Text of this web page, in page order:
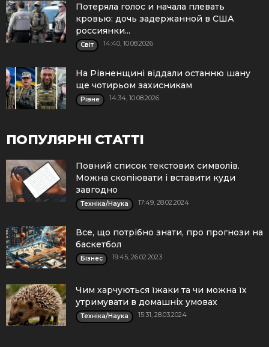
Потеряла голос и начала плевать
кровью: дочь задержанной в США
россиянки...
Cвіт 14:40, 10.08.2026
На Рівненщині віддали останню шану
ще чотирьом захисникам
Рівне 14:34, 10.08.2026
ПОПУЛЯРНІ СТАТТІ
Повний список текстових символів.
Можна скопіювати і вставити куди
завгодно
Техніка/Наука 17:49, 28.02.2024
Все, що потрібно знати, про прогнози на
баскетбол
Бізнес 19:45, 26.02.2023
Чим харчуються їжаки та чи можна їх
утримувати в домашніх умовах
Техніка/Наука 15:31, 28.03.2024